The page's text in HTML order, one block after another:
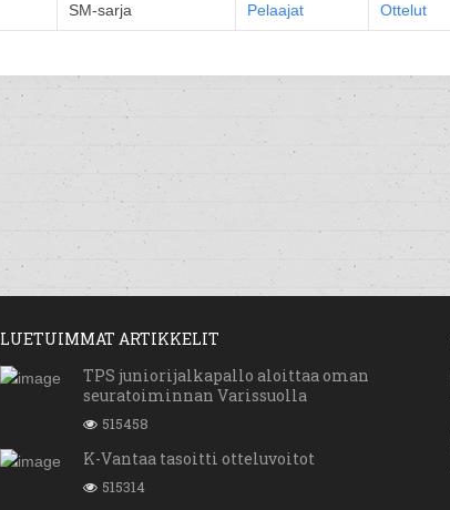
SM-sarja Pelaajat Ottelut
LUETUIMMAT ARTIKKELIT
TPS juniorijalkapallo aloittaa oman
seuratoiminnan Varissuolla
515458
K-Vantaa tasoitti otteluvoitot
515314